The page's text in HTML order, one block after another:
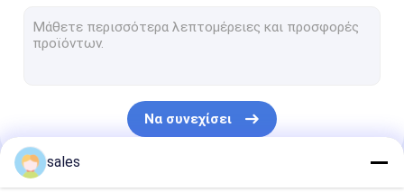
Κοίλος πίνακας PP
Ζαρωμένες φρουρές δέντρων
Να συνεχίσει
sales